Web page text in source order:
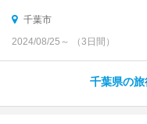
千葉市
2024/08/25～ （3日間）
千葉県の